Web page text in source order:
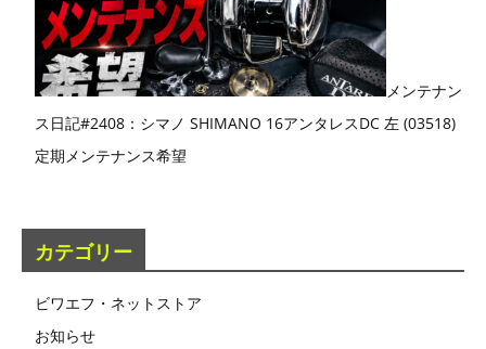
メンテナン
ス日記#2408：シマノ SHIMANO 16アンタレスDC 左 (03518)
定期メンテナンス希望
カテゴリー
ビワエフ・ネットストア
お知らせ